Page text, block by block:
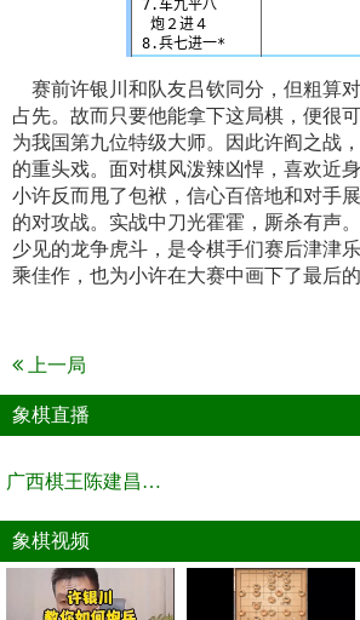
赛前许银川和队友吕钦同分，但粗算
占先。故而只要他能拿下这局棋，便很
为我国第九位特级大师。因此许阎之战
的重头戏。面对棋风泼辣凶悍，喜欢近
小许反而甩了包袱，信心百倍地和对手
的对攻战。实战中刀光霍霍，厮杀有声
少见的龙争虎斗，是令棋手们赛后津津
乘佳作，也为小许在大赛中画下了最后的
上一局
象棋直播
广西棋王陈建昌直播间
象棋视频